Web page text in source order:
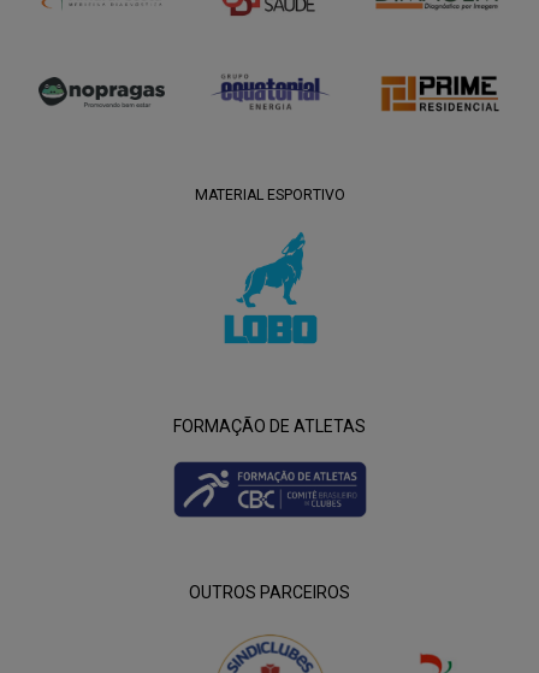
MATERIAL ESPORTIVO
FORMAÇÃO DE ATLETAS
OUTROS PARCEIROS